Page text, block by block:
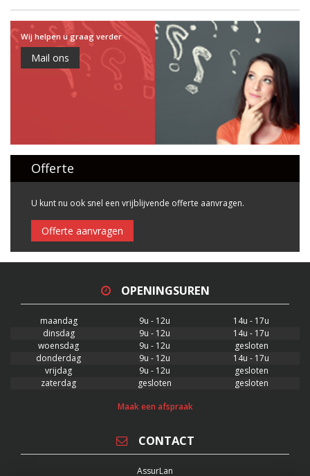
Wij helpen u graag verder
Mail ons
Offerte
U kunt nu ook snel een vrijblijvende offerte aanvragen.
Offerte aanvragen
OPENINGSUREN
maandag 9u - 12u
14u - 17u
dinsdag
9u - 12u
14u - 17u
woensdag
9u - 12u
gesloten
donderdag
9u - 12u
14u - 17u
vrijdag
9u - 12u
gesloten
zaterdag
gesloten gesloten
Maak een afspraak
CONTACT
AssurLan